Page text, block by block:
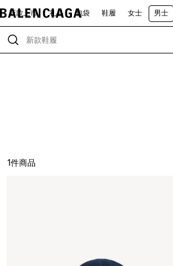
新款上市 礼品 包袋 鞋履 女士 男士
1件商品